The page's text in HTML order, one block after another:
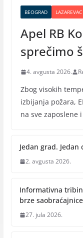
BEOGRAD LAZAREVAC
Apel RB
sprečimo
4. avgusta 2026.
Zbog visokih
izbijanja požara,
na sve zaposlene
Jedan grad. Jedan
2. avgusta 2026.
Informativna
brze
27. jula 2026.